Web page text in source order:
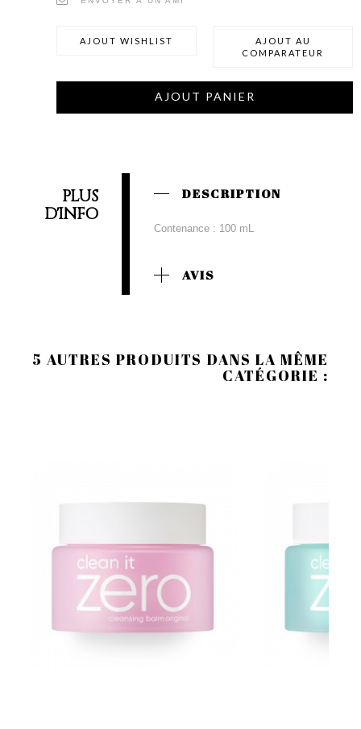
AJOUT WISHLIST
AJOUT AU
COMPARATEUR
AJOUT PANIER
PLUS
D'INFO
DESCRIPTION
Contenance : 100 mL
AVIS
5 AUTRES PRODUITS DANS LA MÊME
CATÉGORIE :